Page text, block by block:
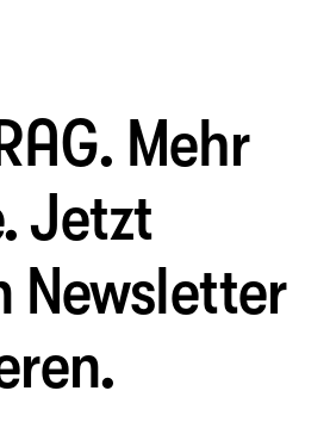
Mehr
Jetzt
Newsletter